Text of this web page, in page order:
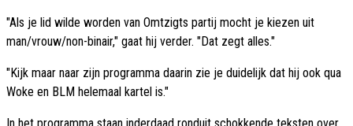
"Als je lid wilde worden van Omtzigts partij mocht je kiezen uit
man/vrouw/non-binair," gaat hij verder. "Dat zegt alles."
"Kijk maar naar zijn programma daarin zie je duidelijk dat hij ook qua
Woke en BLM helemaal kartel is."